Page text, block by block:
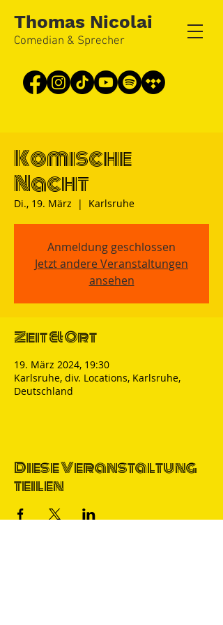
Thomas Nicolai
Comedian & Sprecher
Komische
Nacht
Di., 19. März
  |
Karlsruhe
Anmeldung geschlossen
Jetzt andere Veranstaltungen
ansehen
Zeit & Ort
19. März 2024, 19:30
Karlsruhe, div. Locations, Karlsruhe,
Deutschland
Diese Veranstaltung
teilen